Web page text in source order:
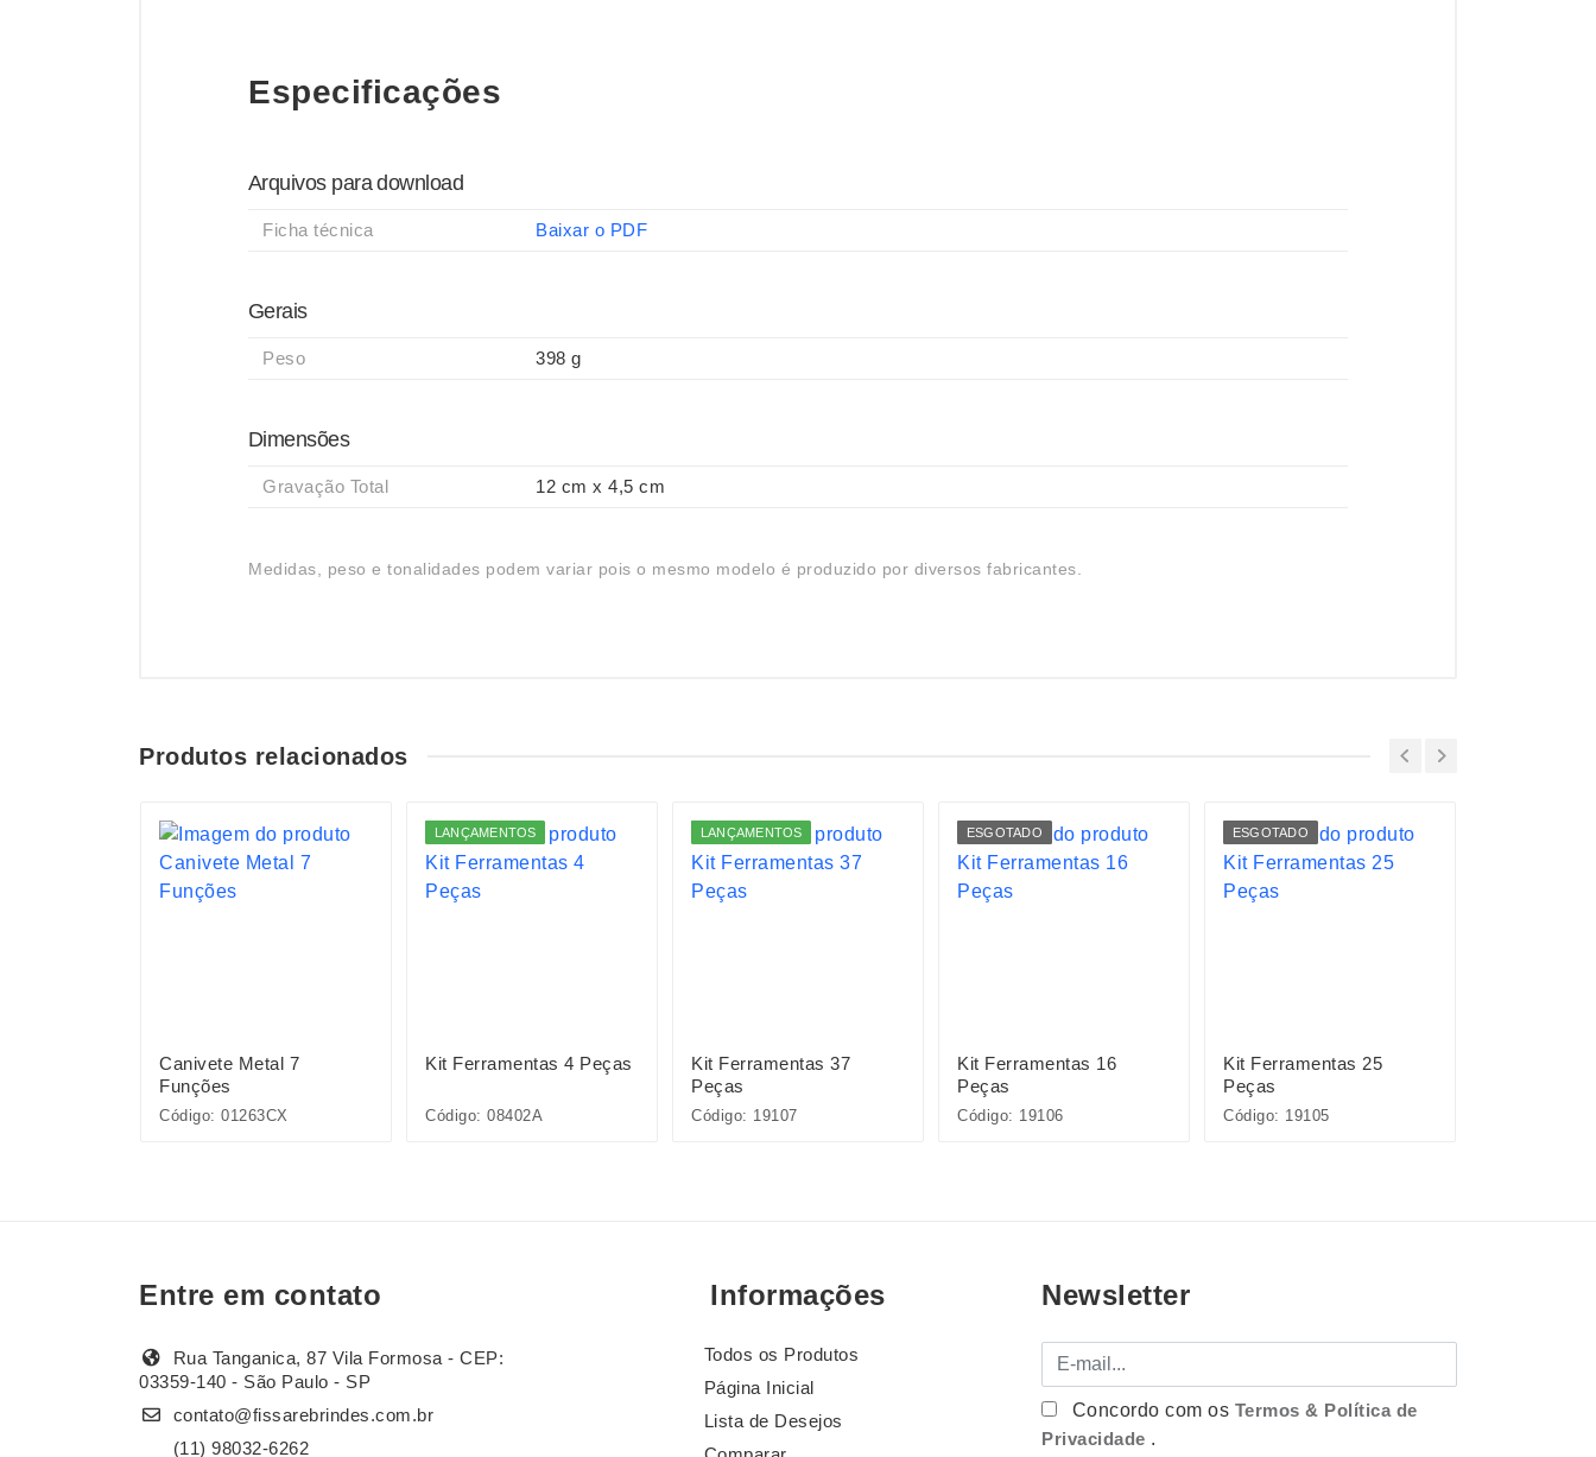
Especificações
Arquivos para download
Ficha técnica Baixar o PDF
Gerais
Peso 398 g
Dimensões
Gravação Total 12 cm x 4,5 cm
Medidas, peso e tonalidades podem variar pois o mesmo modelo é produzido por diversos fabricantes.
Produtos relacionados
Canivete Metal 7
Funções
Código: 01263CX
LANÇAMENTOS
Kit Ferramentas 4 Peças
Código: 08402A
LANÇAMENTOS
Kit Ferramentas 37
Peças
Código: 19107
ESGOTADO
Kit Ferramentas 16
Peças
Código: 19106
ESGOTADO
Kit Ferramentas 25
Peças
Código: 19105
Entre em contato
Rua Tanganica, 87 Vila Formosa - CEP:
03359-140 - São Paulo - SP
contato@fissarebrindes.com.br
(11) 98032-6262
Informações
Todos os Produtos
Página Inicial
Lista de Desejos
Newsletter
E-mail
Concordo com os Termos & Política de
Privacidade .